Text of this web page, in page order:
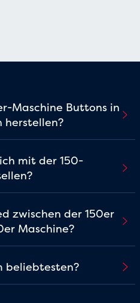
Maschine Buttons in
herstellen?
mit der 150-
zwischen der 150er
Maschine?
beliebtesten?